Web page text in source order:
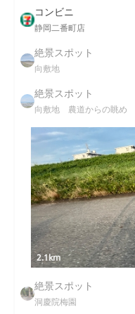
コンビニ
静岡二番町店
絶景スポット
向敷地
絶景スポット
向敷地 農道からの眺め
2.1km
絶景スポット
洞慶院梅園